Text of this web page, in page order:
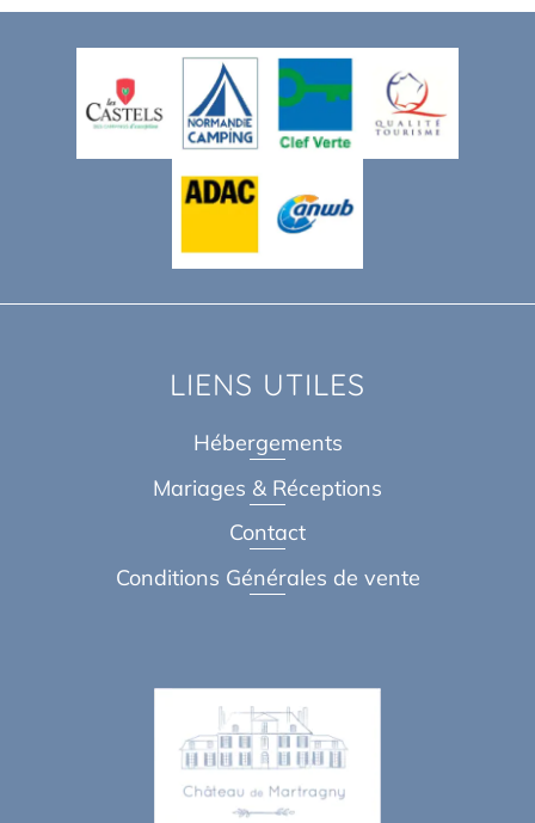
LIENS UTILES
Hébergements
Mariages & Réceptions
Contact
Conditions Générales de vente